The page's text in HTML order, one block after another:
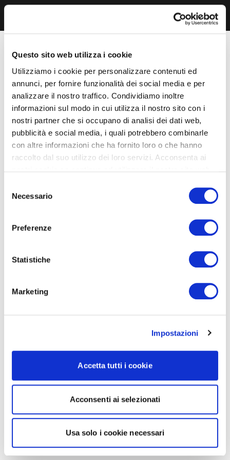
Questo sito web utilizza i cookie
Utilizziamo i cookie per personalizzare contenuti ed
annunci, per fornire funzionalità dei social media e per
analizzare il nostro traffico. Condividiamo inoltre
informazioni sul modo in cui utilizza il nostro sito con i
nostri partner che si occupano di analisi dei dati web,
pubblicità e social media, i quali potrebbero combinarle
con altre informazioni che ha fornito loro o che hanno
raccolto dal suo utilizzo dei loro servizi. Acconsenta ai
delNecessario
Preferenze
Statistiche
Marketing
Impostazioni
Accetta tutti i cookie
Acconsenti ai selezionati
Usa solo i cookie necessari